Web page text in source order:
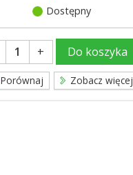
Dostępny
+ Do koszyka
Porównaj Zobacz więcej